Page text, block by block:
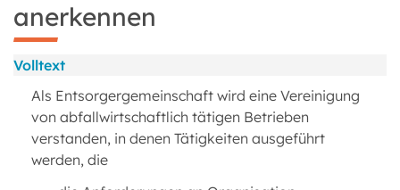
anerkennen
Volltext
Als Entsorgergemeinschaft wird eine Vereinigung
von abfallwirtschaftlich tätigen Betrieben
verstanden, in denen Tätigkeiten ausgeführt
werden, die